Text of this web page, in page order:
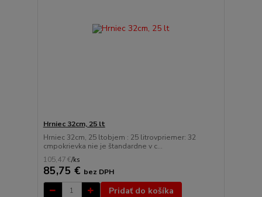
Hrniec 32cm, 25 lt
Hrniec 32cm, 25 ltobjem : 25 litrovpriemer: 32
cmpokrievka nie je štandardne v c...
105,47 €/ks
85,75 € bez DPH
Pridať do košíka